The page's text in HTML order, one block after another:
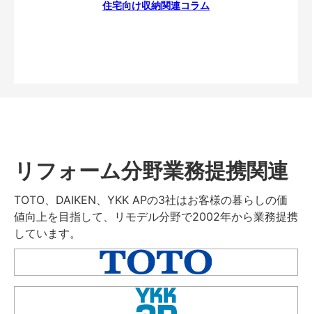
住宅向け収納関連コラム
リフォーム分野業務提携関連
TOTO、DAIKEN、YKK APの3社はお客様の暮らしの価
値向上を目指して、リモデル分野で2002年から業務提携
しています。